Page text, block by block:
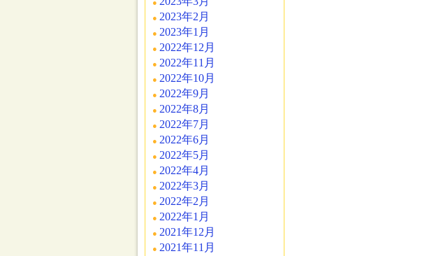
2023年2月
2023年1月
2022年12月
2022年11月
2022年10月
2022年9月
2022年8月
2022年7月
2022年6月
2022年5月
2022年4月
2022年3月
2022年2月
2022年1月
2021年12月
2021年11月